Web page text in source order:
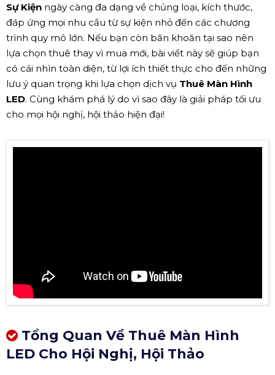
Sự Kiện ngày càng đa dạng về chủng loại, kích thước,
đáp ứng mọi nhu cầu từ sự kiện nhỏ đến các chương
trình quy mô lớn. Nếu bạn còn băn khoăn tại sao nên
lựa chọn thuê thay vì mua mới, bài viết này sẽ giúp bạn
có cái nhìn toàn diện, từ lợi ích thiết thực cho đến những
lưu ý quan trọng khi lựa chọn dịch vụ Thuê Màn Hình
LED. Cùng khám phá lý do vì sao đây là giải pháp tối ưu
cho mọi hội nghị, hội thảo hiện đại!
Tổng Quan Về Thuê Màn Hình
LED Cho Hội Nghị, Hội Thảo